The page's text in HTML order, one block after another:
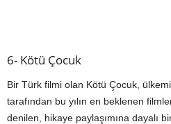
6- Kötü Çocuk
Bir Türk filmi olan Kötü Çocuk,
tarafından bu yılın en beklenen
denilen, hikaye paylaşımına dayalı